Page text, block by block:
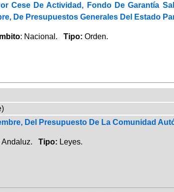
Cese De Actividad, Fondo De Garantía
De Presupuestos Generales Del Estado
: Nacional. Tipo: Orden.
Del Presupuesto De La Comunidad
Andaluz. Tipo: Leyes.